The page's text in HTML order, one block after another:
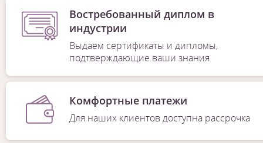
Востребованный диплом в
индустрии
Выдаем сертификаты и дипломы,
подтверждающие ваши знания
Комфортные платежи
Для наших клиентов доступна рассрочка